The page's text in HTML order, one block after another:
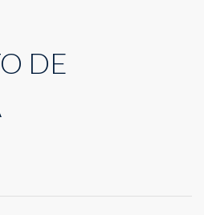
DE